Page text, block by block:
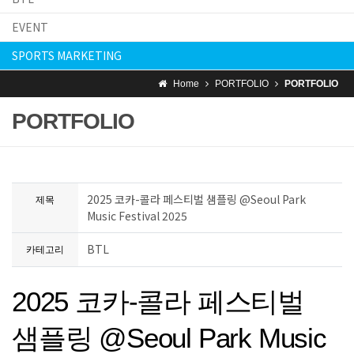
EVENT
SPORTS MARKETING
Home PORTFOLIO PORTFOLIO
PORTFOLIO
제목
2025 코카-콜라 페스티벌 샘플링 @Seoul Park
Music Festival 2025
카테고리 BTL
2025 코카-콜라 페스티벌
샘플링 @Seoul Park Music